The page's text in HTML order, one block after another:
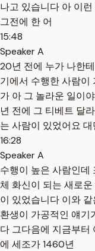
나고 있습니다 아 이
그전에 한 어
15:48
Speaker A
20년 전에 누가 나한
기에서 수행한 사람이
가 아 그 놀라운 일이
년 전에 그 티베트 달
는 사람이 있었어요 대
16:28
Speaker A
수행이 높은 사람인데
체 화신이 되는 새로
이 있었습니다 이와
환생이 가공적인 얘기
다 그다음에 지금부
에 세조가 1460년